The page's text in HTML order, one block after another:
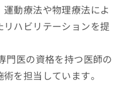
動療法や物理療法によ
ハビリテーションを提
門医の資格を持つ医師の
を担当しています。